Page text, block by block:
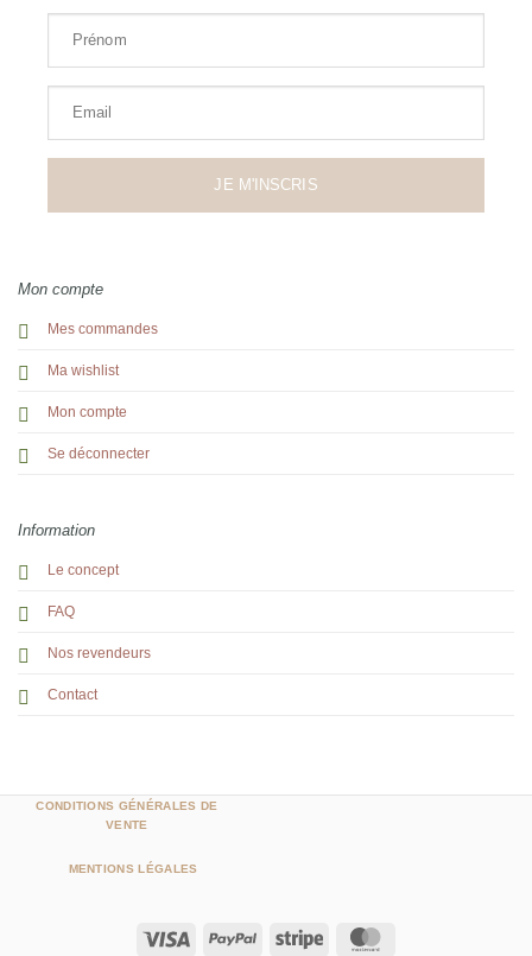
Mon compte
Mes commandes
Ma wishlist
Mon compte
Se déconnecter
Information
Le concept
FAQ
Nos revendeurs
Contact
Prénom
Email
JE M'INSCRIS
Visa PayPal Stripe
CONDITIONS GÉNÉRALES DE
VENTE
MENTIONS LÉGALES